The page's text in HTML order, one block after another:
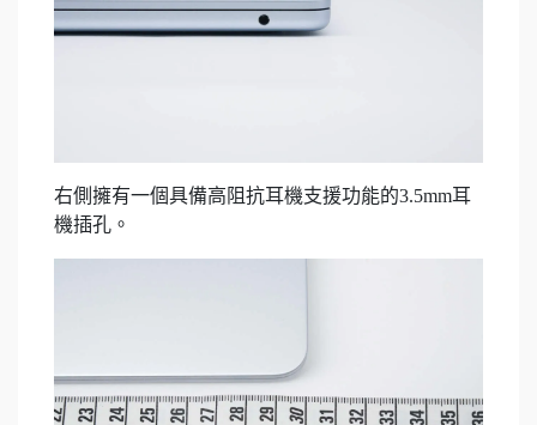
右側擁有一個具備高阻抗耳機支援功能的3.5mm耳
機插孔。